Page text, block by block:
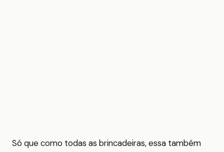
Só que como todas as brincadeiras, essa também